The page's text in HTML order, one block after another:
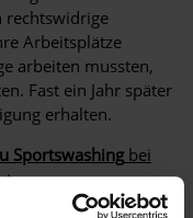
rechtswidrige
Arbeitsplätze
arbeiten mussten,
Fast ein Jahr später
erhalten.
Sportswashing bei
.